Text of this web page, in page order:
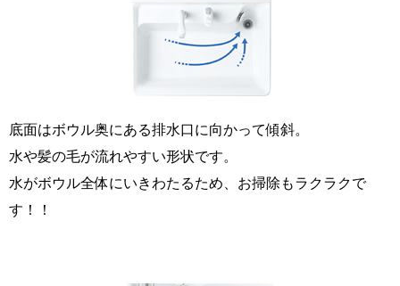
底面はボウル奥にある排水口に向かって傾斜。
水や髪の毛が流れやすい形状です。
水がボウル全体にいきわたるため、お掃除もラクラクで
す！！